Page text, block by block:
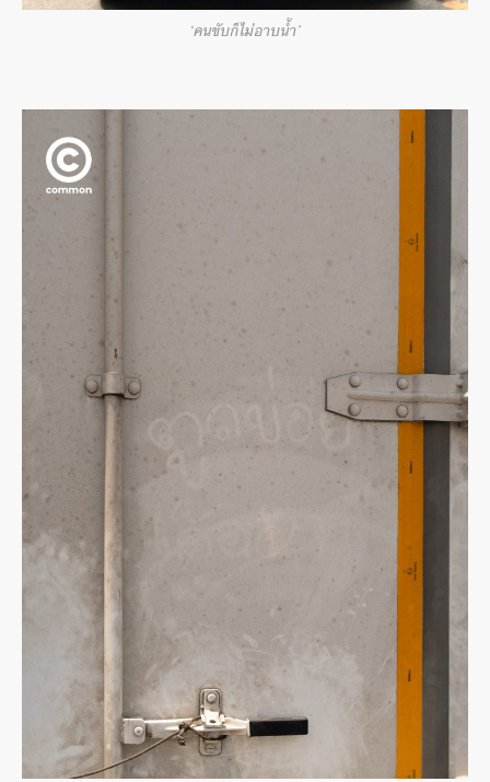
‘คนขับก็ไม่อาบน้ำ’